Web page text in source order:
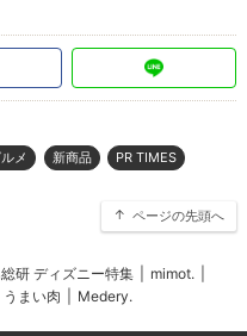
メ 新商品 PR TIMES
ページの先頭へ
研 ディズニー特集 mimot.
うまい肉 Medery.